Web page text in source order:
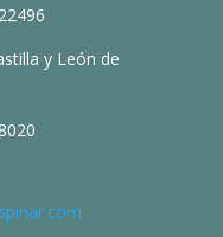
y León de